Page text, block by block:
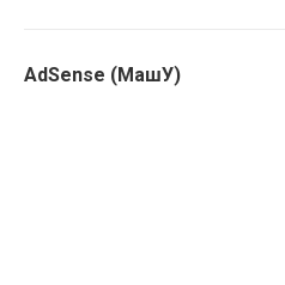
AdSense (МашУ)